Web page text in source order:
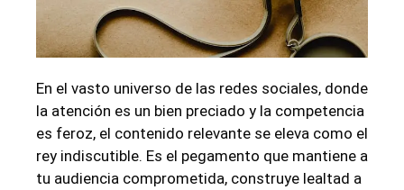
En el vasto universo de las redes sociales, donde
la atención es un bien preciado y la competencia
es feroz, el contenido relevante se eleva como el
rey indiscutible. Es el pegamento que mantiene a
tu audiencia comprometida, construye lealtad a